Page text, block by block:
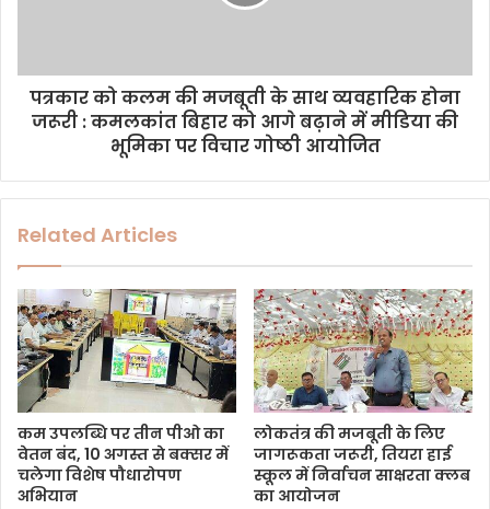
पत्रकार को कलम की मजबूती के साथ व्यवहारिक होना
जरूरी : कमलकांत बिहार को आगे बढ़ाने में मीडिया की
भूमिका पर विचार गोष्ठी आयोजित
Related Articles
कम उपलब्धि पर तीन पीओ का
वेतन बंद, 10 अगस्त से बक्सर में
चलेगा विशेष पौधारोपण
अभियान
लोकतंत्र की मजबूती के लिए
जागरूकता जरूरी, तियरा हाई
स्कूल में निर्वाचन साक्षरता क्लब
का आयोजन